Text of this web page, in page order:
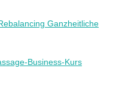
Ganzheitliche
Business-Kurs